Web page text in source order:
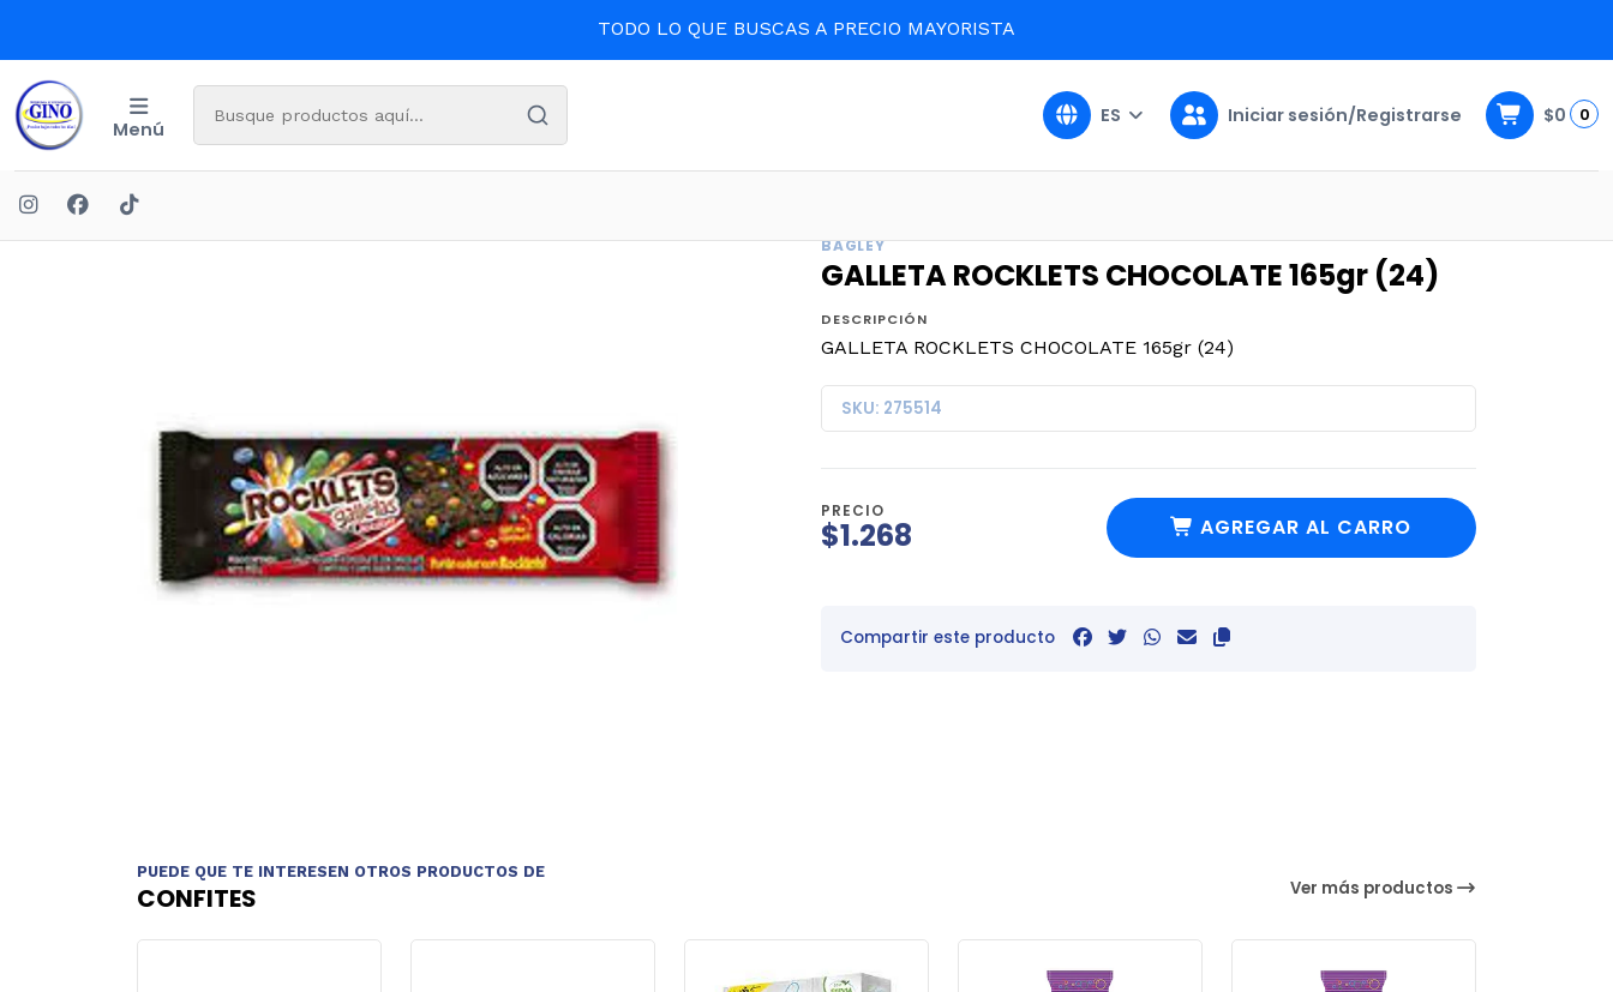
TODO LO QUE BUSCAS A PRECIO MAYORISTA
Menú
ES Iniciar sesión/Registrarse $0 0
BAGLEY
GALLETA ROCKLETS CHOCOLATE 165gr (24)
DESCRIPCIÓN
GALLETA ROCKLETS CHOCOLATE 165gr (24)
SKU: 275514
PRECIO
$1.268 AGREGAR AL CARRO
Compartir este producto
PUEDE QUE TE INTERESEN OTROS PRODUCTOS DE
CONFITES Ver más productos